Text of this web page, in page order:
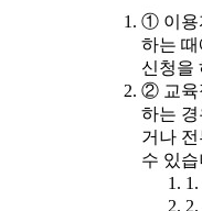
① 이용
하는 때
신청을
② 교육
하는
거나
수 있